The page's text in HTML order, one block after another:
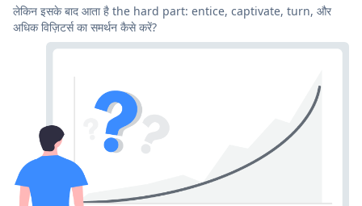
लेकिन इसके बाद आता है the hard part: entice, captivate, turn, और
अधिक विज़िटर्स का समर्थन कैसे करें?